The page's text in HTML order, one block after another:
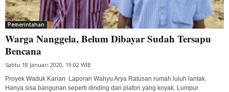
Pemerintahan
Warga Nanggela, Belum Dibayar Sudah Tersapu
Bencana
Sabtu 18 Januari 2020, 19:02 WIB
Proyek Waduk Karian Laporan Wahyu Arya Ratusan rumah luluh lantak.
Hanya sisa bangunan seperti dinding dan plafon yang koyak. Lumpur